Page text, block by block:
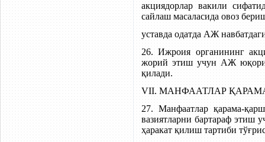
акциядорлар вакили
сайлаш масаласида овоз
уставда одатда АЖ
26. Ижроия органининг
жорий этиш учун АЖ
қилади.
VII. МАНФААТЛАР
27. Манфаатлар қарама-
вазиятларни бартараф этиш
ҳаракат қилиш тартиби